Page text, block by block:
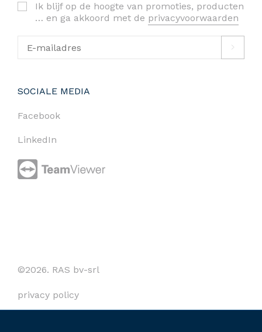
Ik blijf op de hoogte van promoties, producten
… en ga akkoord met de privacyvoorwaarden
SOCIALE MEDIA
Facebook
LinkedIn
©2026. RAS bv-srl
privacy policy